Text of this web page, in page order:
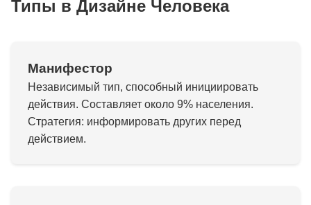
Типы в Дизайне Человека
Манифестор
Независимый тип, способный инициировать
действия. Составляет около 9% населения.
Стратегия: информировать других перед
действием.